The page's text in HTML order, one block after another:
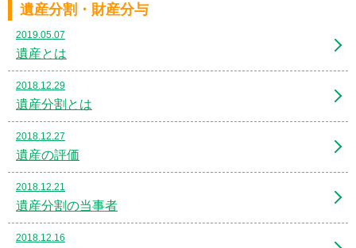
遺産分割・財産分与
2019.05.07
遺産とは
2018.12.29
遺産分割とは
2018.12.27
遺産の評価
2018.12.21
遺産分割の当事者
2018.12.16